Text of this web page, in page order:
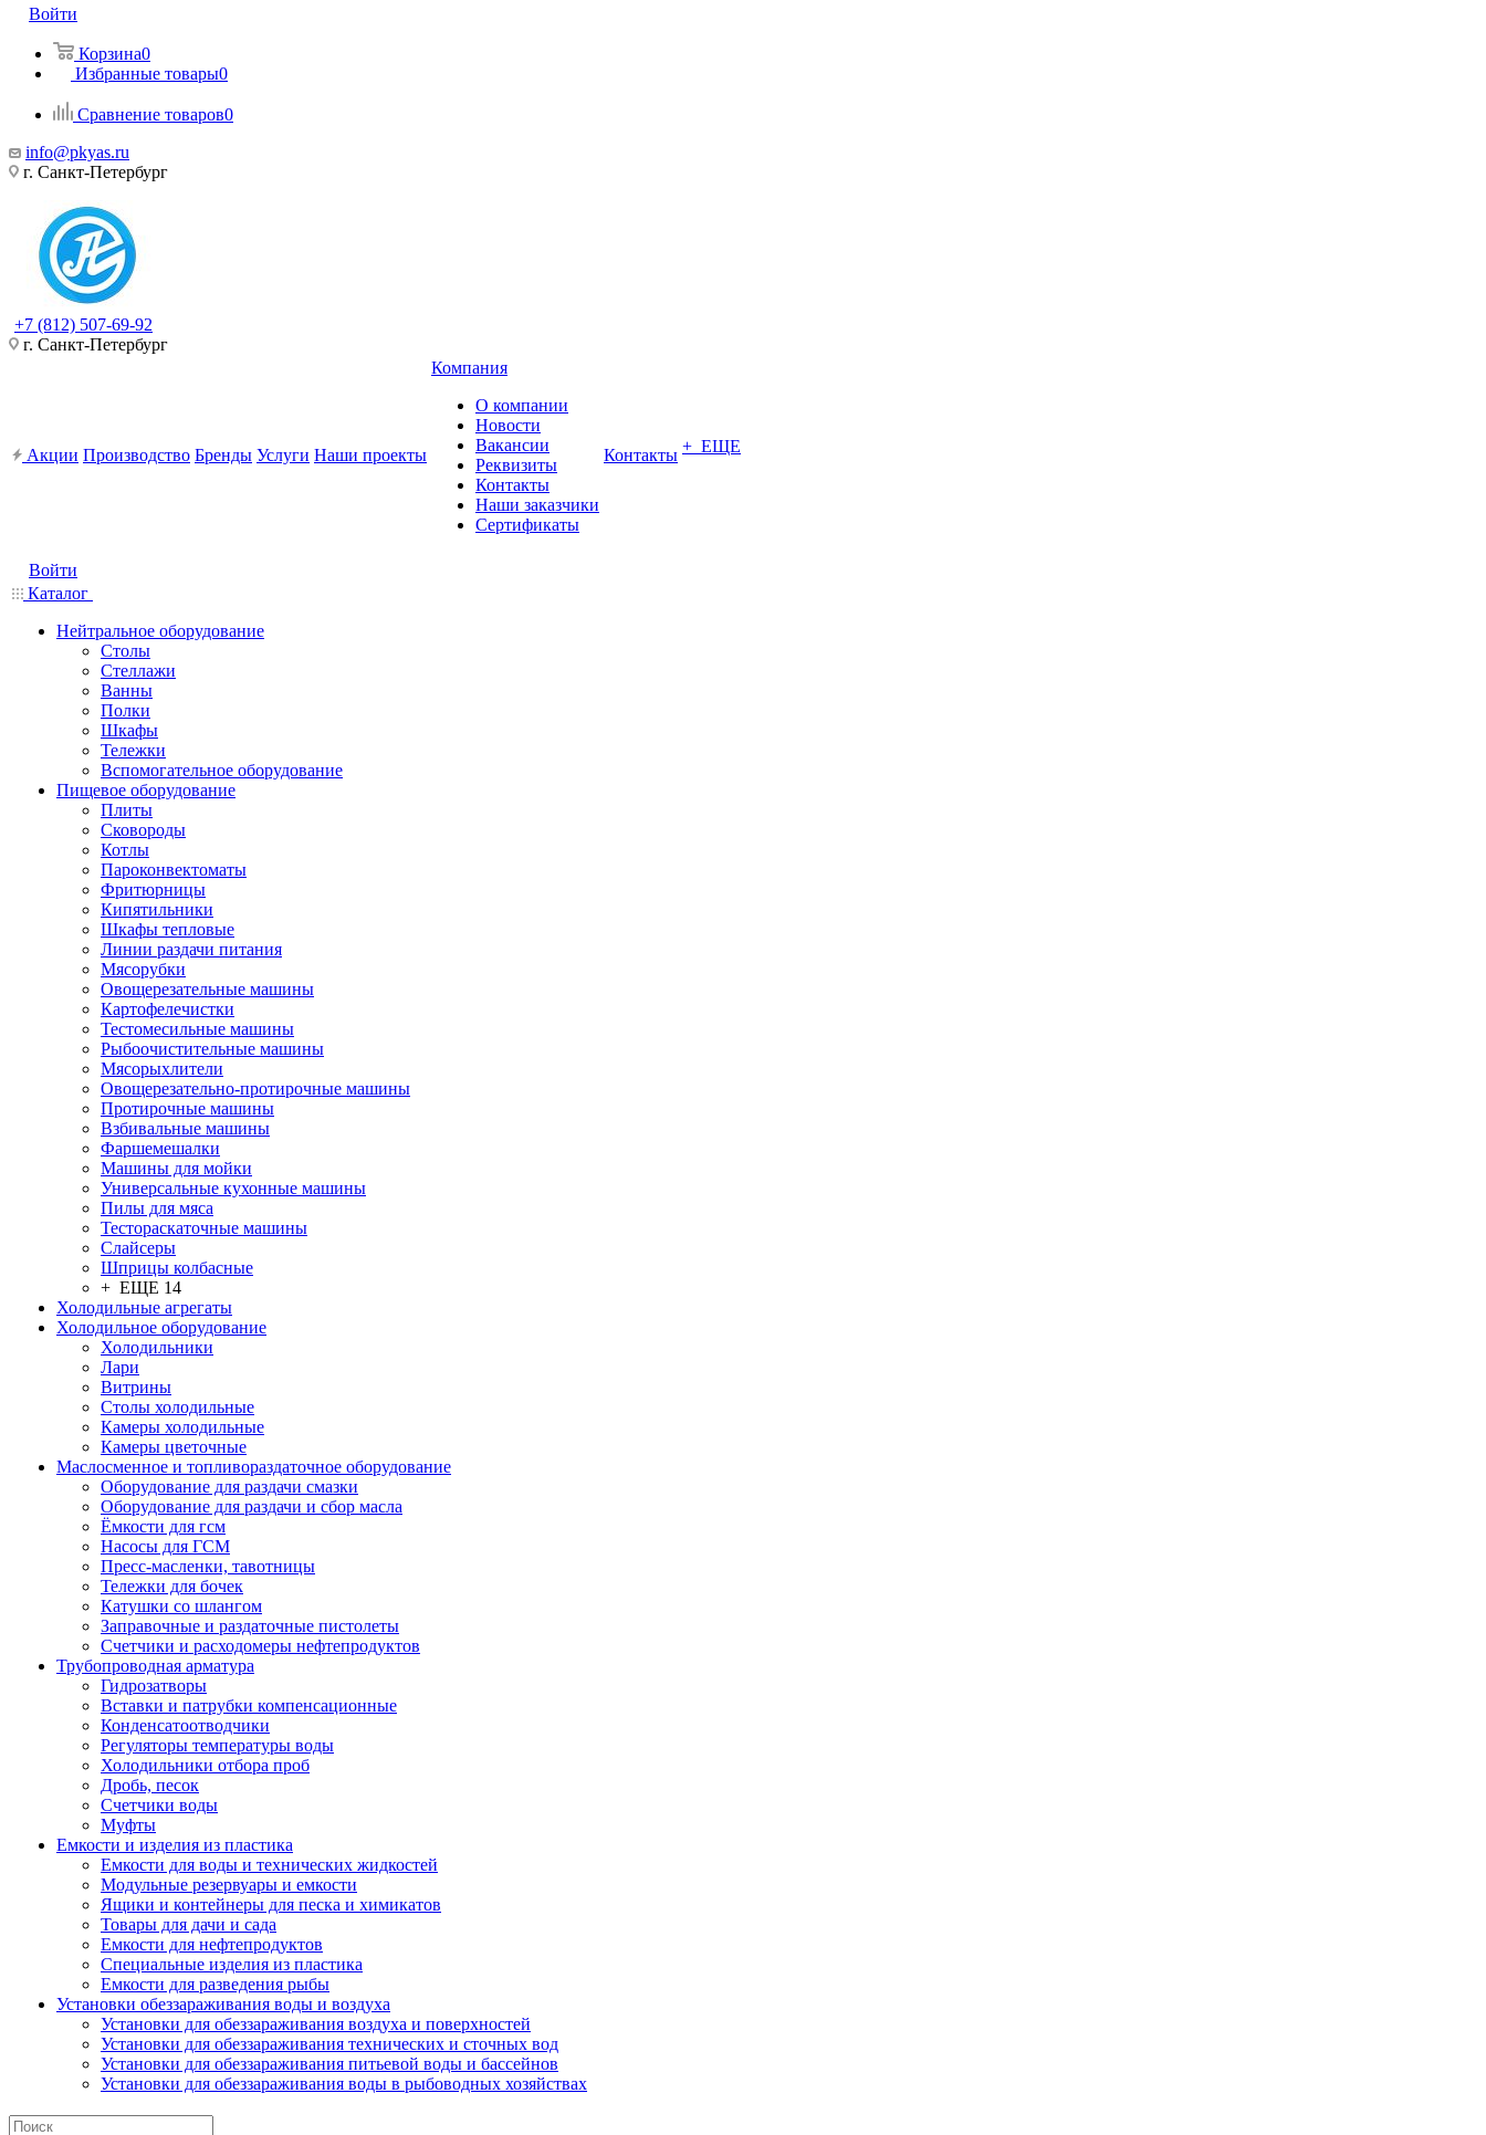
Войти
Корзина0
Избранные товары0
Сравнение товаров0
info@pkyas.ru
г. Санкт-Петербург
+7 (812) 507-69-92
г. Санкт-Петербург
Акции Производство Бренды Услуги Наши проекты
Компания
О компании
Новости
Вакансии
Реквизиты
Контакты
Наши заказчики
Сертификаты
Контакты + ЕЩЕ
Войти
Каталог
Нейтральное оборудование
Столы
Стеллажи
Ванны
Полки
Шкафы
Тележки
Вспомогательное оборудование
Пищевое оборудование
Плиты
Сковороды
Котлы
Пароконвектоматы
Фритюрницы
Кипятильники
Шкафы тепловые
Линии раздачи питания
Мясорубки
Овощерезательные машины
Картофелечистки
Тестомесильные машины
Рыбоочистительные машины
Мясорыхлители
Овощерезательно-протирочные машины
Протирочные машины
Взбивальные машины
Фаршемешалки
Машины для мойки
Универсальные кухонные машины
Пилы для мяса
Тестораскаточные машины
Слайсеры
Шприцы колбасные
+ ЕЩЕ 14
Холодильные агрегаты
Холодильное оборудование
Холодильники
Лари
Витрины
Столы холодильные
Камеры холодильные
Камеры цветочные
Маслосменное и топливораздаточное оборудование
Оборудование для раздачи смазки
Оборудование для раздачи и сбор масла
Ёмкости для гсм
Насосы для ГСМ
Пресс-масленки, тавотницы
Тележки для бочек
Катушки со шлангом
Заправочные и раздаточные пистолеты
Счетчики и расходомеры нефтепродуктов
Трубопроводная арматура
Гидрозатворы
Вставки и патрубки компенсационные
Конденсатоотводчики
Регуляторы температуры воды
Холодильники отбора проб
Дробь, песок
Счетчики воды
Муфты
Емкости и изделия из пластика
Емкости для воды и технических жидкостей
Модульные резервуары и емкости
Ящики и контейнеры для песка и химикатов
Товары для дачи и сада
Емкости для нефтепродуктов
Специальные изделия из пластика
Емкости для разведения рыбы
Установки обеззараживания воды и воздуха
Установки для обеззараживания воздуха и поверхностей
Установки для обеззараживания технических и сточных вод
Установки для обеззараживания питьевой воды и бассейнов
Установки для обеззараживания воды в рыбоводных хозяйствах